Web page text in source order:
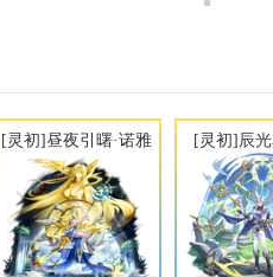
[灵初]昼夜引曙·诺雅 [灵初]辰